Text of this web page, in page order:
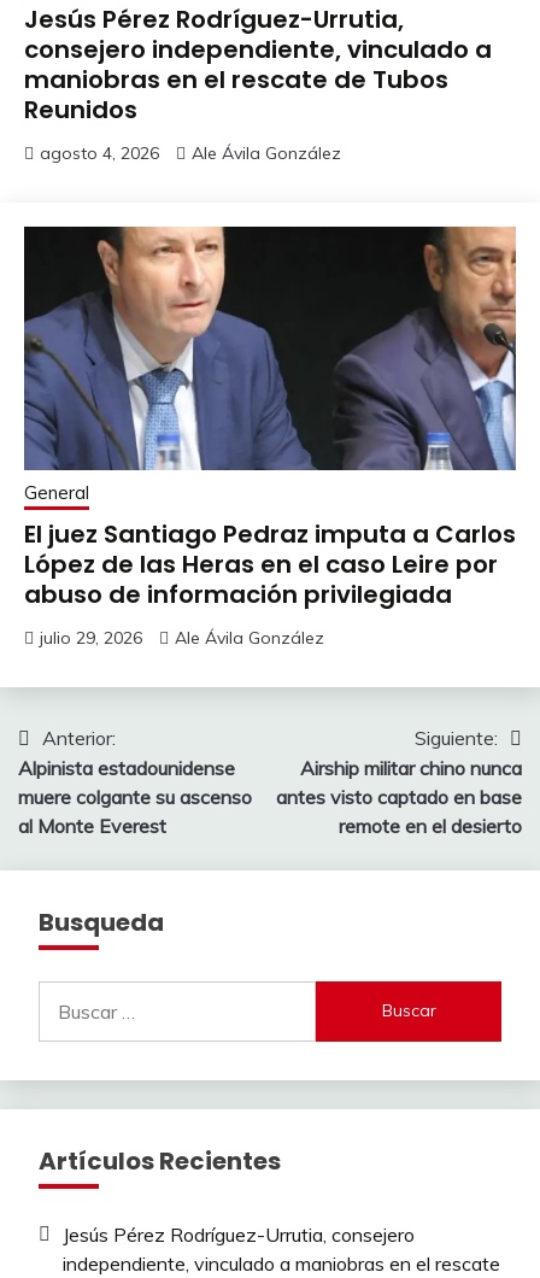
Jesús Pérez Rodríguez-Urrutia,
consejero independiente, vinculado a
maniobras en el rescate de Tubos
Reunidos
agosto 4, 2026 Ale Ávila González
General
El juez Santiago Pedraz imputa a Carlos
López de las Heras en el caso Leire por
abuso de información privilegiada
julio 29, 2026 Ale Ávila González
Navegación
de
entradas
Anterior:
Alpinista estadounidense
muere colgante su ascenso
al Monte Everest
Siguiente:
Airship militar chino nunca
antes visto captado en base
remote en el desierto
Busqueda
Artículos Recientes
Jesús Pérez Rodríguez-Urrutia, consejero
independiente, vinculado a maniobras en el rescate